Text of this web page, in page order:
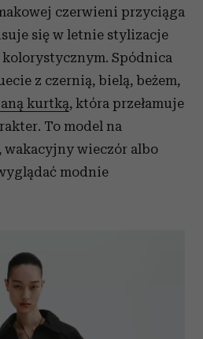
czerwieni przyciąga
się w letnie stylizacje
Spódnica
z czernią, bielą, beżem,
kurtką, która przełamuje
To model na
wakacyjny wieczór albo
modnie